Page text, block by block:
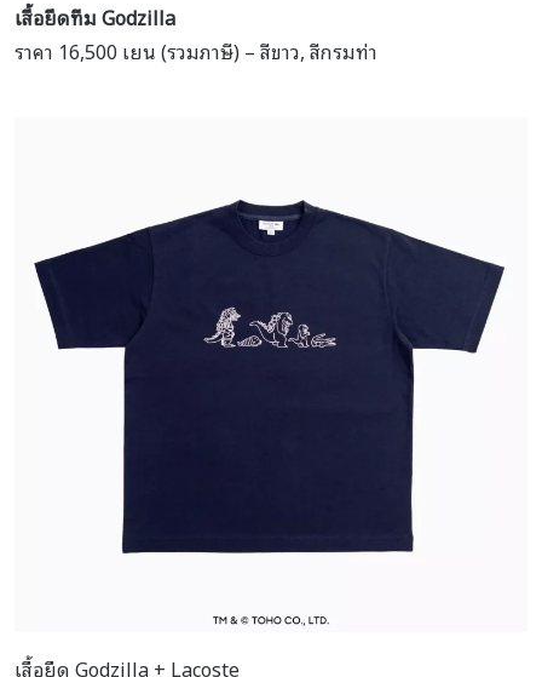
เสื้อยืดทีมGodzilla
ราคา 16,500 เยน (รวมภาษี) – สีขาว, สีกรมท่า
เสื้อยืด Godzilla + Lacoste